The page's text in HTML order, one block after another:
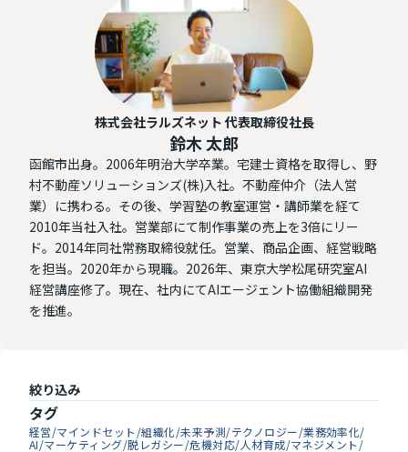
株式会社ラルズネット 代表取締役社長
鈴木 太郎
函館市出身。2006年明治大学卒業。宅建士資格を取得し、野
村不動産ソリューションズ(株)入社。不動産仲介（法人営
業）に携わる。その後、学習塾の教室運営・講師業を経て
2010年当社入社。営業部にて制作事業の売上を3倍にリー
ド。2014年同社常務取締役就任。営業、商品企画、経営戦略
を担当。2020年から現職。2026年、東京大学松尾研究室AI
経営講座修了。現在、社内にてAIエージェント協働組織開発
を推進。
絞り込み
タグ
経営/マインドセット /組織化/未来予測/テクノロジー/業務効率化/
AI/マーケティング/脱レガシー/危機対応/人材育成/マネジメント /